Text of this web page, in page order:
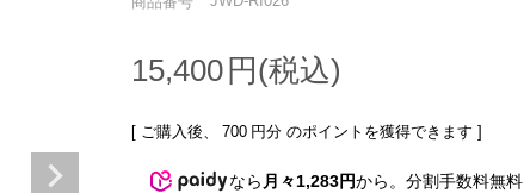
15,400
[ ご購入後、 700 円分 のポイントを獲得できます ]
なら 月々1,283円から。分割手数料無料